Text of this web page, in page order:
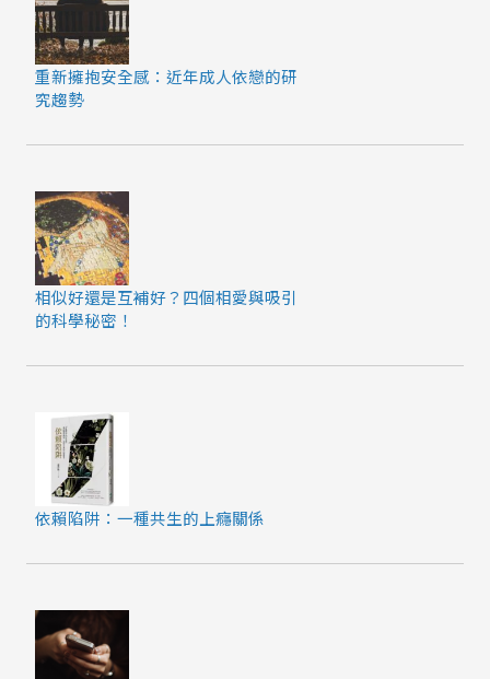
重新擁抱安全感：近年成人依戀的研
究趨勢
相似好還是互補好？四個相愛與吸引
的科學秘密！
依賴陷阱：一種共生的上癮關係